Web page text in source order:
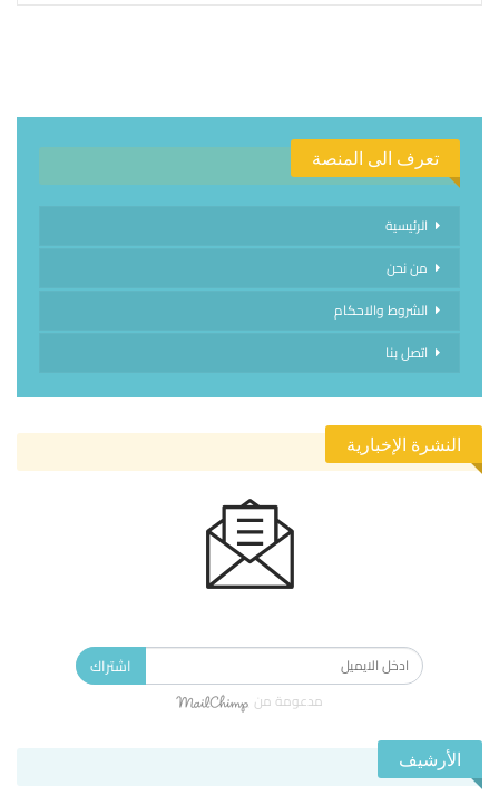
تعرف الى المنصة
الرئيسية
من نحن
الشروط والاحكام
اتصل بنا
النشرة الإخبارية
اشتراك
مدعومة من
الأرشيف